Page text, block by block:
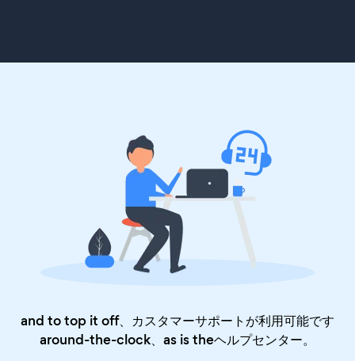
and to top it off、カスタマーサポートが利用可能です
around-the-clock、as is theヘルプセンター。